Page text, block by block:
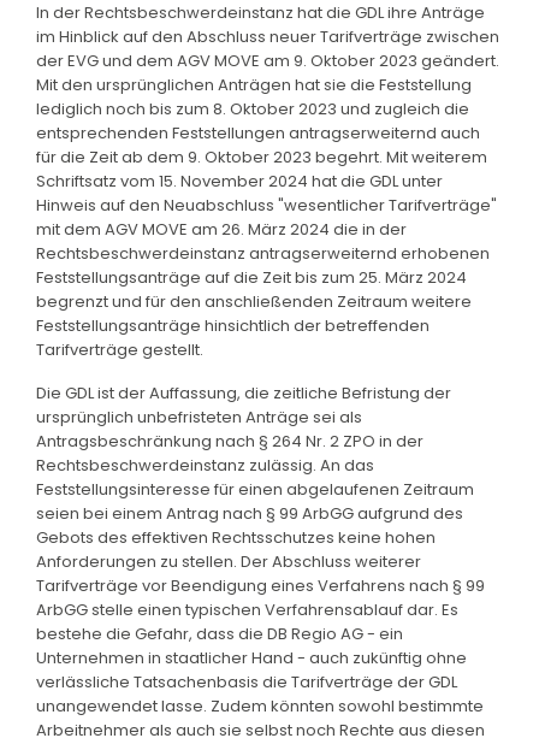
In der Rechtsbeschwerdeinstanz hat die GDL ihre Anträge
im Hinblick auf den Abschluss neuer Tarifverträge zwischen
der EVG und dem AGV MOVE am 9. Oktober 2023 geändert.
Mit den ursprünglichen Anträgen hat sie die Feststellung
lediglich noch bis zum 8. Oktober 2023 und zugleich die
entsprechenden Feststellungen antragserweiternd auch
für die Zeit ab dem 9. Oktober 2023 begehrt. Mit weiterem
Schriftsatz vom 15. November 2024 hat die GDL unter
Hinweis auf den Neuabschluss "wesentlicher Tarifverträge"
mit dem AGV MOVE am 26. März 2024 die in der
Rechtsbeschwerdeinstanz antragserweiternd erhobenen
Feststellungsanträge auf die Zeit bis zum 25. März 2024
begrenzt und für den anschließenden Zeitraum weitere
Feststellungsanträge hinsichtlich der betreffenden
Tarifverträge gestellt.
Die GDL ist der Auffassung, die zeitliche Befristung der
ursprünglich unbefristeten Anträge sei als
Antragsbeschränkung nach § 264 Nr. 2 ZPO in der
Rechtsbeschwerdeinstanz zulässig. An das
Feststellungsinteresse für einen abgelaufenen Zeitraum
seien bei einem Antrag nach § 99 ArbGG aufgrund des
Gebots des effektiven Rechtsschutzes keine hohen
Anforderungen zu stellen. Der Abschluss weiterer
Tarifverträge vor Beendigung eines Verfahrens nach § 99
ArbGG stelle einen typischen Verfahrensablauf dar. Es
bestehe die Gefahr, dass die DB Regio AG - ein
Unternehmen in staatlicher Hand - auch zukünftig ohne
verlässliche Tatsachenbasis die Tarifverträge der GDL
unangewendet lasse. Zudem könnten sowohl bestimmte
Arbeitnehmer als auch sie selbst noch Rechte aus diesen